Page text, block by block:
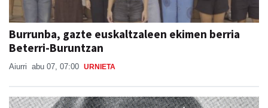
Burrunba, gazte euskaltzaleen ekimen berria
Beterri-Buruntzan
Aiurri abu 07, 07:00 URNIETA